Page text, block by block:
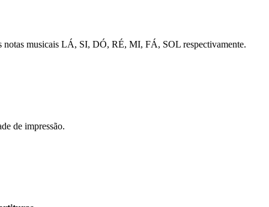
notas musicais LÁ, SI, DÓ, RÉ, MI, FÁ, SOL respectivamente.
de impressão.